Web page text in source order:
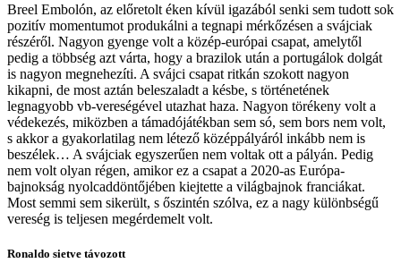
Breel Embolón, az előretolt éken kívül igazából senki sem tudott sok
pozitív momentumot produkálni a tegnapi mérkőzésen a svájciak
részéről. Nagyon gyenge volt a közép-európai csapat, amelytől
pedig a többség azt várta, hogy a brazilok után a portugálok dolgát
is nagyon megnehezíti. A svájci csapat ritkán szokott nagyon
kikapni, de most aztán beleszaladt a késbe, s történetének
legnagyobb vb-vereségével utazhat haza. Nagyon törékeny volt a
védekezés, miközben a támadójátékban sem só, sem bors nem volt,
s akkor a gyakorlatilag nem létező középpályáról inkább nem is
beszélek… A svájciak egyszerűen nem voltak ott a pályán. Pedig
nem volt olyan régen, amikor ez a csapat a 2020-as Európa-
bajnokság nyolcaddöntőjében kiejtette a világbajnok franciákat.
Most semmi sem sikerült, s őszintén szólva, ez a nagy különbségű
vereség is teljesen megérdemelt volt.
Ronaldo sietve távozott